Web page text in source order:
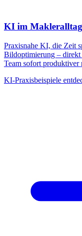
KI im Makleralltag
Praxisnahe KI, die Zeit
Bildoptimierung –
Team sofort produktiver
KI-Praxisbeispiele